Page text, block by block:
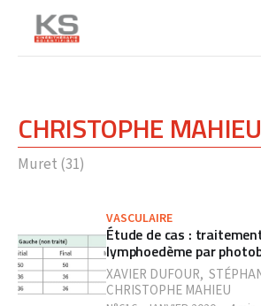
CHRISTOPHE MAHIEU
Muret (31)
VASCULAIRE
Étude de cas :
lymphoedème par
XAVIER DUFOUR,
CHRISTOPHE MAHIEU